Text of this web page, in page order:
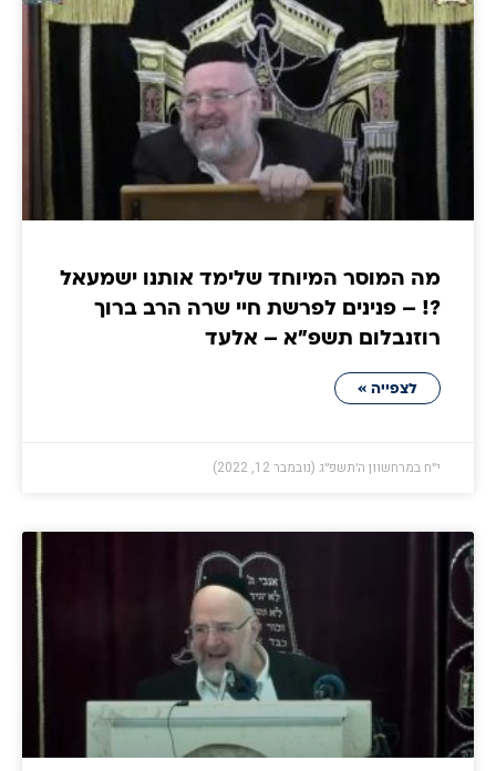
מה המוסר המיוחד שלימד אותנו ישמעאל
?! – פנינים לפרשת חיי שרה הרב ברוך
רוזנבלום תשפ"א – אלעד
לצפייה »
י״ח במרחשוון ה׳תשפ״ג (נובמבר 12, 2022)